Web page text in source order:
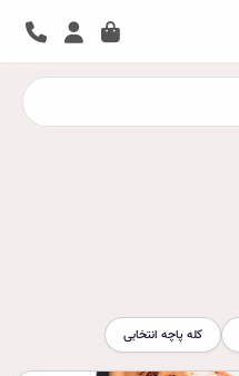
کله پاچه انتخابی